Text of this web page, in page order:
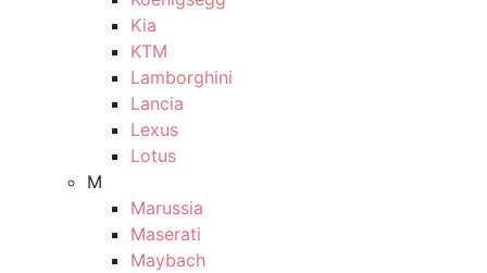
Kia
KTM
Lamborghini
Lancia
Lexus
Lotus
M
Marussia
Maserati
Maybach